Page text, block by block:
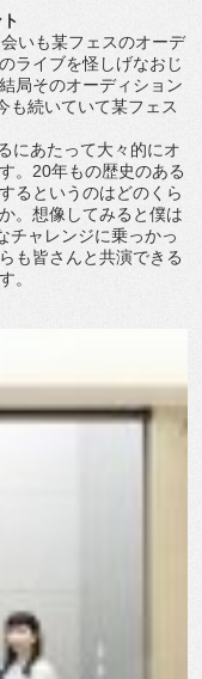
いも某フェスのオーデ
ライブを怪しげなおじ
局そのオーディション
も続いていて某フェス
にあたって大々的にオ
。20年もの歴史のある
るというのはどのくら
。想像してみると僕は
チャレンジに乗っかっ
も皆さんと共演できる
。